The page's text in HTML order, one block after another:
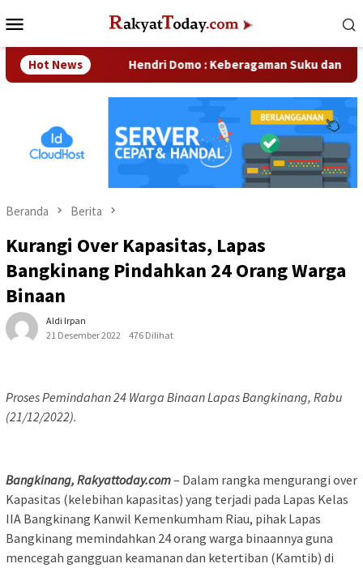
ke
Mobile
Hot NewsHendri Domo : Keberagaman Suku dan Budaya di
Beranda Berita
Kurangi Over Kapasitas, Lapas
Bangkinang Pindahkan 24 Orang Warga
Binaan
Aldi Irpan
21 Desember 2022
476 Dilihat
Proses Pemindahan 24 Warga Binaan Lapas Bangkinang, Rabu
(21/12/2022).
Bangkinang, Rakyattoday.com– Dalam rangka mengurangi over
Kapasitas (kelebihan kapasitas) yang terjadi pada Lapas Kelas
IIA Bangkinang Kanwil Kemenkumham Riau, pihak Lapas
Bangkinang memindahkan 24 orang warga binaannya guna
mencegah gangguan keamanan dan ketertiban (Kamtib) di